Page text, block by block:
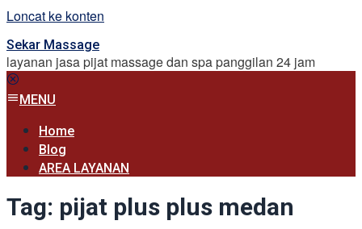
Loncat ke konten
Sekar Massage
layanan jasa pijat massage dan spa panggilan 24 jam
MENU
Home
Blog
AREA LAYANAN
Tag: pijat plus plus medan